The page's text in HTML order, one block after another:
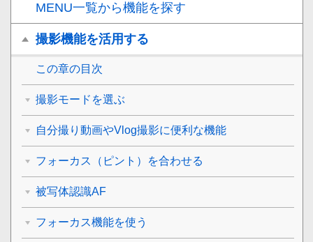
MENU一覧から機能を探す
撮影機能を活用する
この章の目次
撮影モードを選ぶ
自分撮り動画やVlog撮影に便利な機能
フォーカス（ピント）を合わせる
被写体認識AF
フォーカス機能を使う